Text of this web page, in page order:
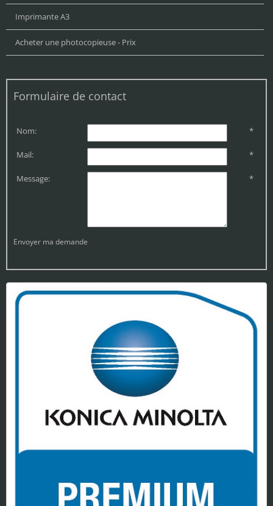
Imprimante A3
Acheter une photocopieuse - Prix
Formulaire de contact
Nom: *
Mail: *
Message: *
Envoyer ma demande